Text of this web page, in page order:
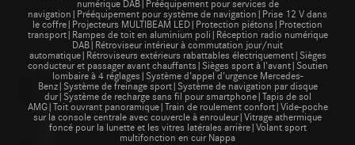
navigation|Prééquipement pour système de navigation|Prise 12 V dans
le coffre|Projecteurs MULTIBEAM LED|Protection piétons|Protection
transport|Rampes de toit en aluminium poli|Réception radio numérique
DAB|Rétroviseur intérieur à commutation jour/nuit
automatique|Rétroviseurs extérieurs rabattables électriquement|Sièges
conducteur et passager avant chauffants|Sièges sport à l'avant|Soutien
lombaire à 4 réglages|Système d'appel d'urgence Mercedes-
Benz|Système de freinage sport|Système de navigation par disque
dur|Système de recharge sans fil pour smartphone|Tapis de sol
AMG|Toit ouvrant panoramique|Train de roulement confort|Vide-poche
sur la console centrale avec couvercle à enrouleur|Vitrage athermique
foncé pour la lunette et les vitres latérales arrière|Volant sport
multifonction en cuir Nappa